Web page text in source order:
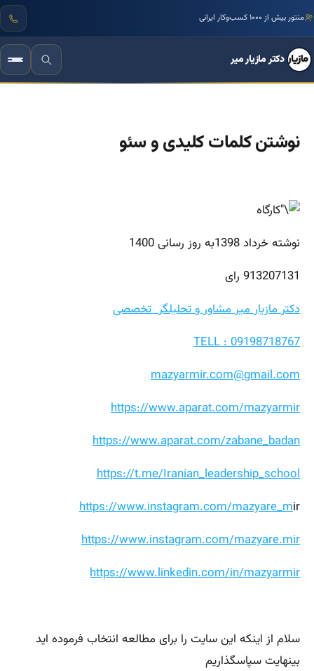
منتور بیش از ۱۰۰۰ کسب‌وکار ایرانی
دکتر مازیار میر
نوشتن کلمات کلیدی و سئو
نوشته خرداد 1398به روز رسانی 1400
913207131 رای
دکتر مازیار میر مشاور و تحلیلگر تخصصی
TELL : 09198718767
mazyarmir.com@gmail.com
https://www.aparat.com/mazyarmir
https://www.aparat.com/zabane_badan
https://t.me/Iranian_leadership_school
https://www.instagram.com/mazyare_mir
https://www.instagram.com/mazyare.mir
https://www.linkedin.com/in/mazyarmir
سلام از اینکه این سایت را برای مطالعه انتخاب فرموده اید
بینهایت سپاسگذاریم